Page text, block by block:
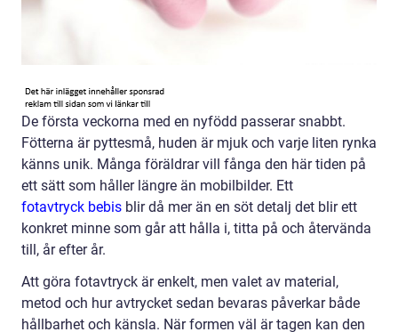
De första veckorna med en nyfödd passerar snabbt.
Fötterna är pyttesmå, huden är mjuk och varje liten rynka
känns unik. Många föräldrar vill fånga den här tiden på
ett sätt som håller längre än mobilbilder. Ett
fotavtryck bebis blir då mer än en söt detalj det blir ett
konkret minne som går att hålla i, titta på och återvända
till, år efter år.
Att göra fotavtryck är enkelt, men valet av material,
metod och hur avtrycket sedan bevaras påverkar både
hållbarhet och känsla. När formen väl är tagen kan den